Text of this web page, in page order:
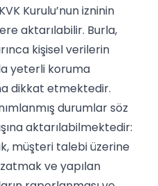
Kurulu’nun izninin
aktarılabilir. Burla,
kişisel verilerin
yeterli koruma
dikkat etmektedir.
durumlar söz
aktarılabilmektedir:
müşteri talebi üzerine
ve yapılan